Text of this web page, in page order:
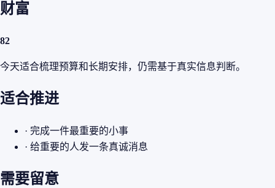
财富
82
今天适合梳理预算和长期安排，仍需基于真实信息判断。
适合推进
· 完成一件最重要的小事
· 给重要的人发一条真诚消息
需要留意